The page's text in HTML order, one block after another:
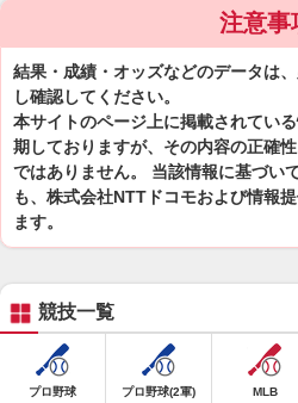
注意事
結果・成績・オッズなどのデータは
し確認してください。
本サイトのページ上に掲載されてい
期しておりますが、その内容の正確
ではありません。 当該情報に基づい
も、株式会社NTTドコモおよび情報
ます。
競技一覧
プロ野球 プロ野球(2軍) MLB